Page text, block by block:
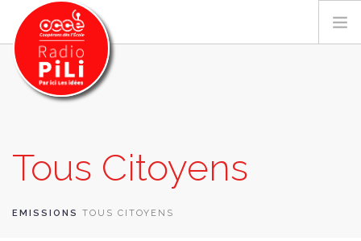
GRILLE DES PROGRAMMES
EMISSIONS / PODCASTS
Tous Citoyens
EMISSIONS TOUS CITOYENS